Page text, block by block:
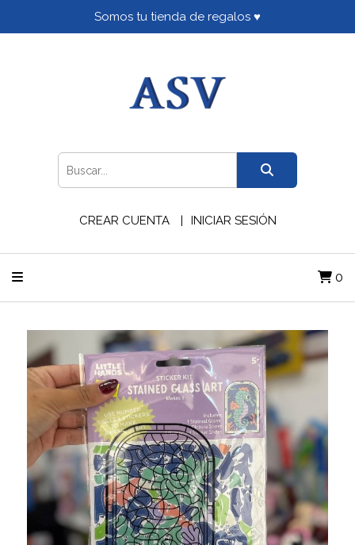
Somos tu tienda de regalos ♥
CREAR CUENTA INICIAR SESIÓN
0